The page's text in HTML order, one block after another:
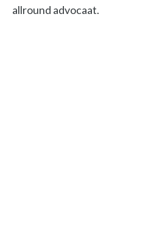
allround advocaat.